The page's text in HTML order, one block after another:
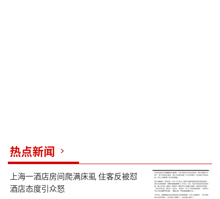
热点新闻
上海一酒店房间爬满床虱 住客反被怼
酒店态度引众怒